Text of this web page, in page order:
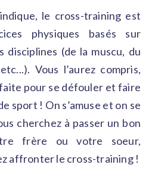
le cross-training est
physiques basés sur
disciplines (de la muscu, du
Vous l’aurez compris,
pour se défouler et faire
sport ! On s’amuse et on se
cherchez à passer un bon
frère ou votre soeur,
affronter le cross-training !